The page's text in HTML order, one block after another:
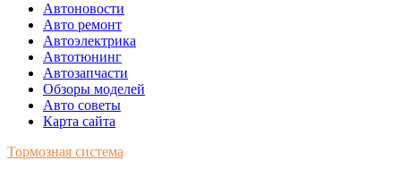
Автоновости
Авто ремонт
Автоэлектрика
Автотюнинг
Автозапчасти
Обзоры моделей
Авто советы
Карта сайта
Тормозная система